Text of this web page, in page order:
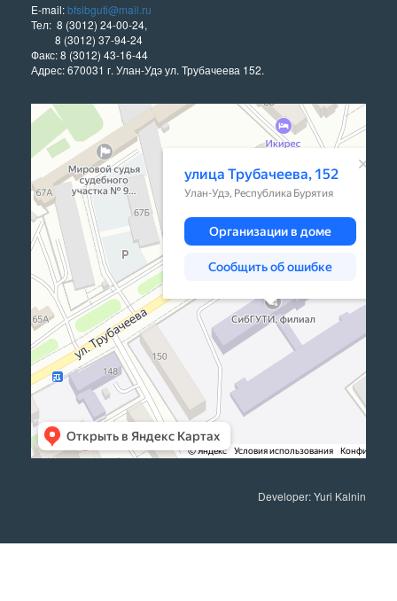
E-mail:bfsibguti@mail.ru
Тел: 8 (3012) 24-00-24,
8 (3012) 37-94-24
Факс: 8 (3012) 43-16-44
Адрес: 670031 г. Улан-Удэ ул. Трубачеева 152.
Улан‑Удэ
Улица Трубачеева, 152 — Яндекс Карты
Developer: Yuri Kalnin